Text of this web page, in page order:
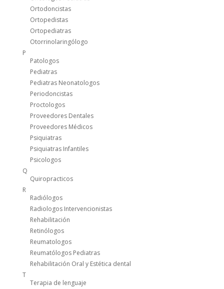
Ortodoncistas
Ortopedistas
Ortopediatras
Otorrinolaringólogo
P
Patologos
Pediatras
Pediatras Neonatologos
Periodoncistas
Proctologos
Proveedores Dentales
Proveedores Médicos
Psiquiatras
Psiquiatras Infantiles
Psicologos
Q
Quiropracticos
R
Radiólogos
Radiologos Intervencionistas
Rehabilitación
Retinólogos
Reumatologos
Reumatólogos Pediatras
Rehabilitación Oral y Estética dental
T
Terapia de lenguaje